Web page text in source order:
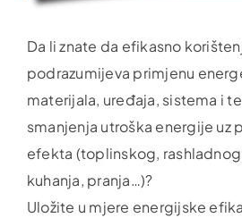
Da li znate da efikasno
podrazumijeva primjenu
materijala, uređaja, sistema i
smanjenja utroška energije uz
efekta (toplinskog,
kuhanja, pranja…)?
Uložite u mjere energijske